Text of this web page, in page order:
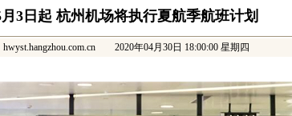
3日起 杭州机场将执行夏航季航班计划
hwyst.hangzhou.com.cn2020年04月30日 18:00:00 星期四